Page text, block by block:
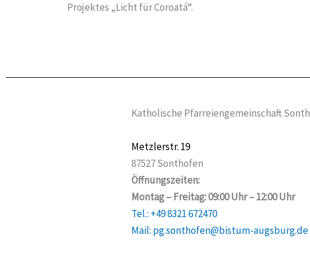
Projektes „Licht für Coroatá“.
Katholische Pfarreiengemeinschaft
Metzlerstr. 19
87527 Sonthofen
Öffnungszeiten:
Montag – Freitag: 09:00 Uhr – 12:00 Uhr
Tel.: +49 8321 672470
Mail: pg.sonthofen@bistum-augsburg.de